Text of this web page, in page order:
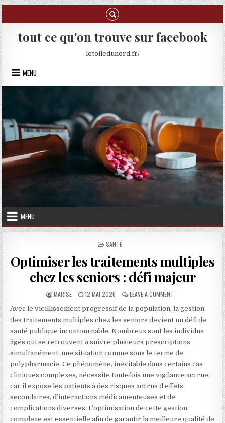
Skip to content
tout ce qu'on trouve sur facebook
letoiledunord.fr/
MENU
MENU
POSTED IN
SANTÉ
Optimiser les traitements multiples
chez les seniors : défi majeur
AUTHOR:
MARISE PUBLISHED DATE:
12 MAI 2026 LEAVE A COMMENT ON OPTIMISER LES
Avec le vieillissement progressif de la population, la gestion
des traitements multiples chez les seniors devient un défi de
santé publique incontournable. Nombreux sont les individus
âgés qui se retrouvent à suivre plusieurs prescriptions
simultanément, une situation connue sous le terme de
polypharmacie. Ce phénomène, inévitable dans certains cas
cliniques complexes, nécessite toutefois une vigilance accrue,
car il expose les patients à des risques accrus d’effets
secondaires, d’interactions médicamenteuses et de
complications diverses. L’optimisation de cette gestion
complexe est essentielle afin de garantir la meilleure qualité de